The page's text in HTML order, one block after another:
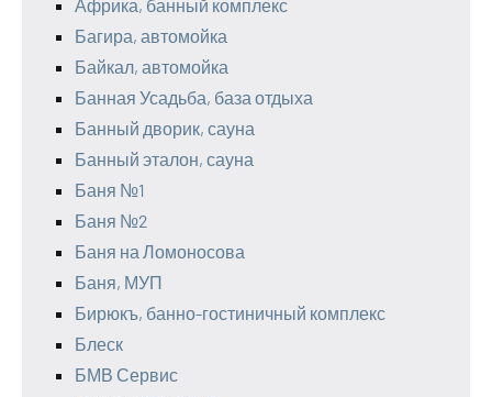
Африка, банный комплекс
Багира, автомойка
Байкал, автомойка
Банная Усадьба, база отдыха
Банный дворик, сауна
Банный эталон, сауна
Баня №1
Баня №2
Баня на Ломоносова
Баня, МУП
Бирюкъ, банно-гостиничный комплекс
Блеск
БМВ Сервис